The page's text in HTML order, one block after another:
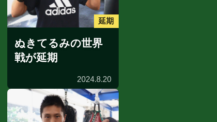
延期
ぬきてるみの世界
戦が延期
2024.8.20